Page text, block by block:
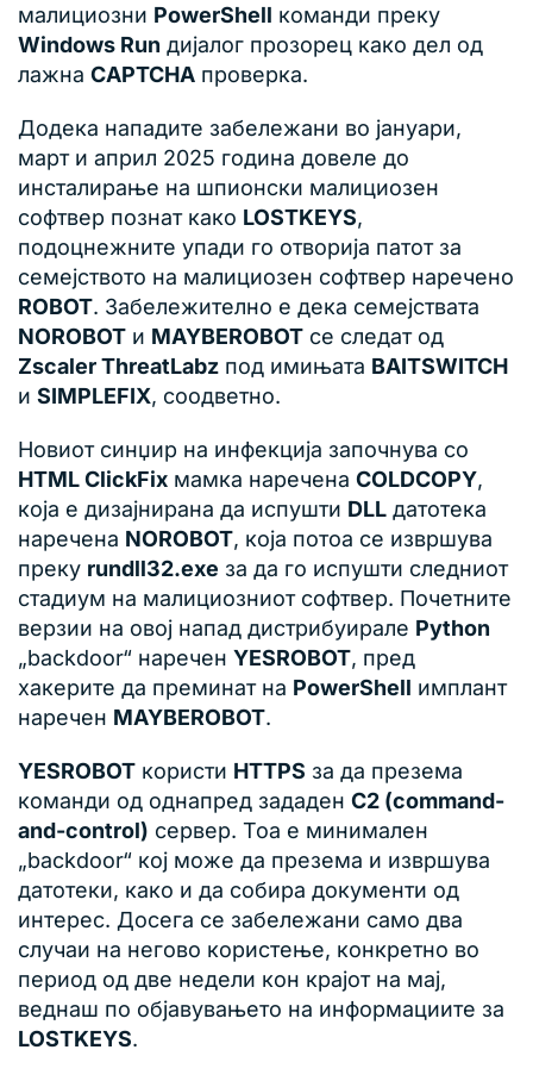
малициозни PowerShell команди преку
Windows Run дијалог прозорец како дел од
лажна CAPTCHA проверка.
Додека нападите забележани во јануари,
март и април 2025 година довеле до
инсталирање на шпионски малициозен
софтвер познат како LOSTKEYS,
подоцнежните упади го отворија патот за
семејството на малициозен софтвер наречено
ROBOT. Забележително е дека семејствата
NOROBOT и MAYBEROBOT се следат од
Zscaler ThreatLabz под имињата BAITSWITCH
и SIMPLEFIX, соодветно.
Новиот синџир на инфекција започнува со
HTML ClickFix мамка наречена COLDCOPY,
која е дизајнирана да испушти DLL датотека
наречена NOROBOT, која потоа се извршува
преку rundll32.exe за да го испушти следниот
стадиум на малициозниот софтвер. Почетните
верзии на овој напад дистрибуирале Python
„backdoor“ наречен YESROBOT, пред
хакерите да преминат на PowerShell имплант
наречен MAYBEROBOT.
YESROBOT користи HTTPS за да презема
команди од однапред зададен C2 (command-
and-control) сервер. Тоа е минимален
„backdoor“ кој може да презема и извршува
датотеки, како и да собира документи од
интерес. Досега се забележани само два
случаи на негово користење, конкретно во
период од две недели кон крајот на мај,
веднаш по објавувањето на информациите за
LOSTKEYS.